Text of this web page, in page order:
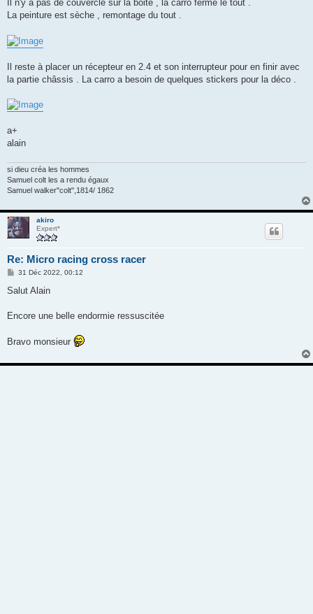
a
e
Il n'y a pas de couvercle sur la boite , la carro ferme le tout .
La peinture est sèche , remontage du tout .
Il reste à placer un récepteur en 2.4 et son interrupteur pour en finir avec
la partie châssis . La carro a besoin de quelques stickers pour la déco .
a+
alain
si dieu créa les hommes
Samuel colt les a rendu égaux
Samuel walker"colt",1814/ 1862
akiro
Expert*
Re: Micro racing cross racer
M
s
g
31 Déc 2022, 00:12
Salut Alain
Encore une belle endormie ressuscitée
Bravo monsieur